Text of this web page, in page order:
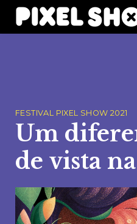
FESTIVAL PIXEL SHOW 2021
Um
de vista